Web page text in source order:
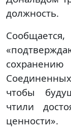
должность.
чтобы
чтили
ценности».